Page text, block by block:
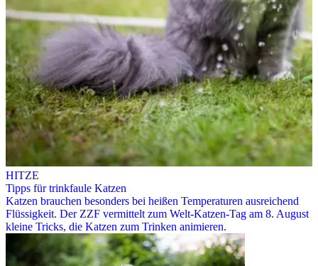
HITZE
Tipps für trinkfaule Katzen
Katzen brauchen besonders bei heißen Temperaturen ausreichend
Flüssigkeit. Der ZZF vermittelt zum Welt-Katzen-Tag am 8. August
kleine Tricks, die Katzen zum Trinken animieren.